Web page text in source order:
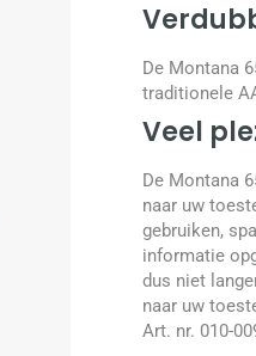
De Montana
traditionele
Veel
De Montana
naar uw
gebruiken,
informatie
dus niet
naar uw
Art. nr. 010-